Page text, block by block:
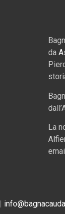
da
La
email